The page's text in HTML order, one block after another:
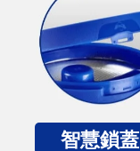
智慧鎖蓋